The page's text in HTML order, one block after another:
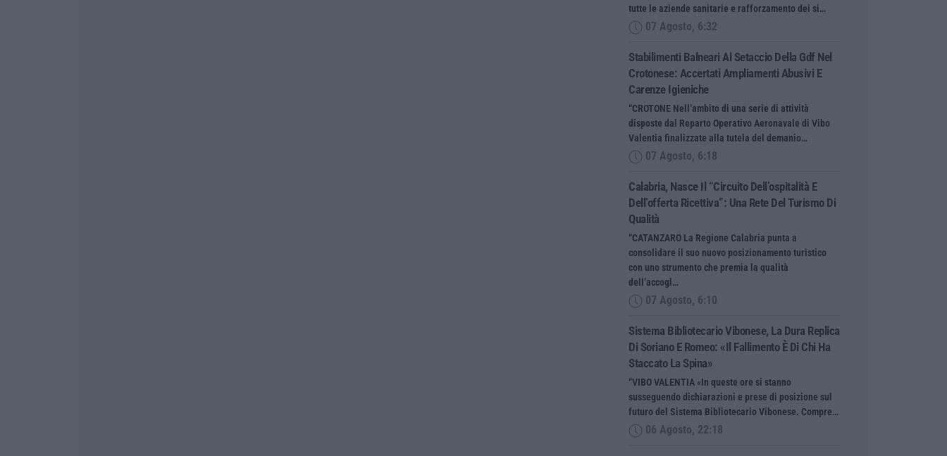
tutte le aziende sanitarie e rafforzamento dei si…
07 Agosto, 6:32
Stabilimenti Balneari Al Setaccio Della Gdf Nel
Crotonese: Accertati Ampliamenti Abusivi E
Carenze Igieniche
“CROTONE Nell’ambito di una serie di attività
disposte dal Reparto Operativo Aeronavale di Vibo
Valentia finalizzate alla tutela del demanio…
07 Agosto, 6:18
Calabria, Nasce Il “Circuito Dell’ospitalità E
Dell’offerta Ricettiva”: Una Rete Del Turismo Di
Qualità
“CATANZARO La Regione Calabria punta a
consolidare il suo nuovo posizionamento turistico
con uno strumento che premia la qualità
dell’accogl…
07 Agosto, 6:10
Sistema Bibliotecario Vibonese, La Dura Replica
Di Soriano E Romeo: «Il Fallimento È Di Chi Ha
Staccato La Spina»
“VIBO VALENTIA «In queste ore si stanno
susseguendo dichiarazioni e prese di posizione sul
futuro del Sistema Bibliotecario Vibonese. Compre…
06 Agosto, 22:18